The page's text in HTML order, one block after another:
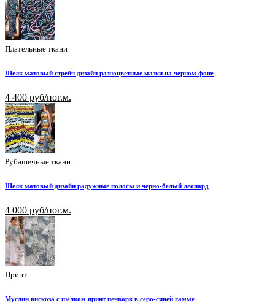
Плательные ткани
Шелк матовый стрейч дизайн разноцветные мазки на черном фоне
4 400 руб/пог.м.
Рубашечные ткани
Шелк матовый дизайн радужные полосы и черно-белый леопард
4 000 руб/пог.м.
Принт
Муслин вискоза с шелком принт печворк в серо-синей гамме